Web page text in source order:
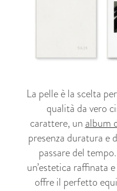
La pelle è la scelta
qualità da vero
carattere, unalbum
presenza duratura e
passare del
un’estetica raffinata
offre il perfetto